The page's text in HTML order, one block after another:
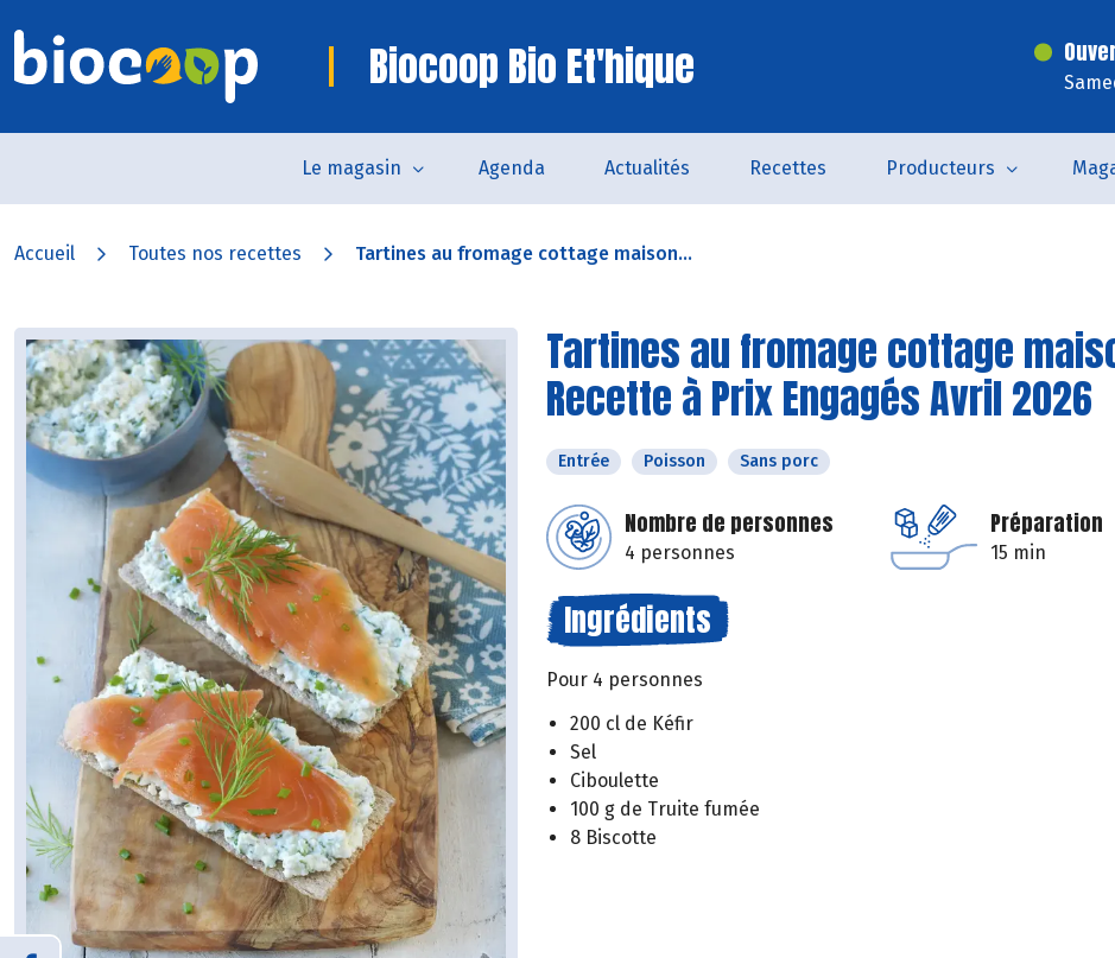
Biocoop Bio Et'hique
Le magasin Agenda Actualités Recettes Producteurs
Accueil Toutes nos recettes Tartines au fromage cottage maison...
Tartines au fromage cottage
Recette à Prix Engagés Avril 2026
Entrée Poisson Sans porc
Nombre de personnes
4 personnes
Préparation
15 min
Ingrédients
Pour 4 personnes
200 cl de Kéfir
Sel
Ciboulette
100 g de Truite fumée
8 Biscotte